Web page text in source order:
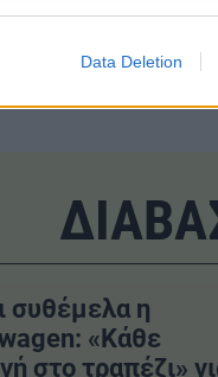
Data Deletion
#Σκυλακάκης
συθέμελα η
«Κάθε
στο τραπέζι»